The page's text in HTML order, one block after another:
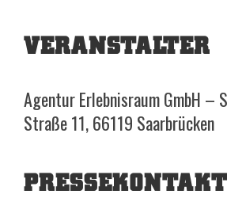
VERANSTALTER
Agentur Erlebnisraum GmbH –
Straße 11, 66119 Saarbrücken
PRESSEKONTAKT